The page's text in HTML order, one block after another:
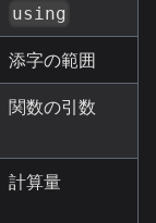
using
添字の範囲
関数の引数
計算量